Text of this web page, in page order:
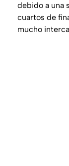
debido a una
cuartos de
mucho